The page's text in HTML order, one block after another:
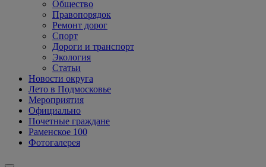
Общество
Правопорядок
Ремонт дорог
Спорт
Дороги и транспорт
Экология
Статьи
Новости округа
Лето в Подмосковье
Мероприятия
Официально
Почетные граждане
Раменское 100
Фотогалерея